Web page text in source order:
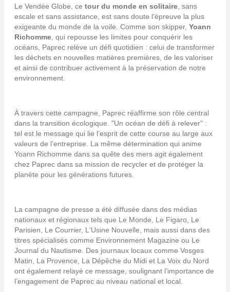
Le Vendée Globe, ce tour du monde en solitaire , sans
escale et sans assistance, est sans doute l’épreuve la plus
exigeante du monde de la voile. Comme son skipper, Yoann
Richomme , qui repousse les limites pour conquérir les
océans, Paprec relève un défi quotidien : celui de transformer
les déchets en nouvelles matières premières, de les valoriser
et ainsi de contribuer activement à la préservation de notre
environnement.
À travers cette campagne, Paprec réaffirme son rôle central
dans la transition écologique. "Un océan de défi à relever" :
tel est le message qui lie l’esprit de cette course au large aux
valeurs de l’entreprise. La même détermination qui anime
Yoann Richomme dans sa quête des mers agit également
chez Paprec dans sa mission de recycler et de protéger la
planète pour les générations futures.
La campagne de presse a été diffusée dans des médias
nationaux et régionaux tels que Le Monde, Le Figaro, Le
Parisien, Le Courrier, L'Usine Nouvelle, mais aussi dans des
titres spécialisés comme Environnement Magazine ou Le
Journal du Nautisme. Des journaux locaux comme Vosges
Matin, La Provence, La Dépêche du Midi et La Voix du Nord
ont également relayé ce message, soulignant l’importance de
l’engagement de Paprec au niveau national et local.